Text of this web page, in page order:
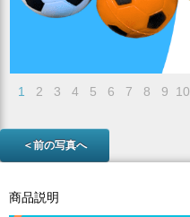
1 2 3 4 5 6 7 8 9 10
＜前の写真へ
商品説明